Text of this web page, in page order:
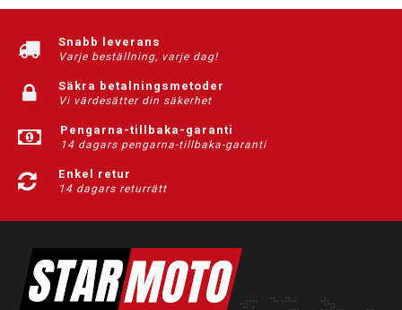
Snabb leverans
Varje beställning, varje dag!
Säkra betalningsmetoder
Vi värdesätter din säkerhet
Pengarna-tillbaka-garanti
14 dagars pengarna-tillbaka-garanti
Enkel retur
14 dagars returrätt